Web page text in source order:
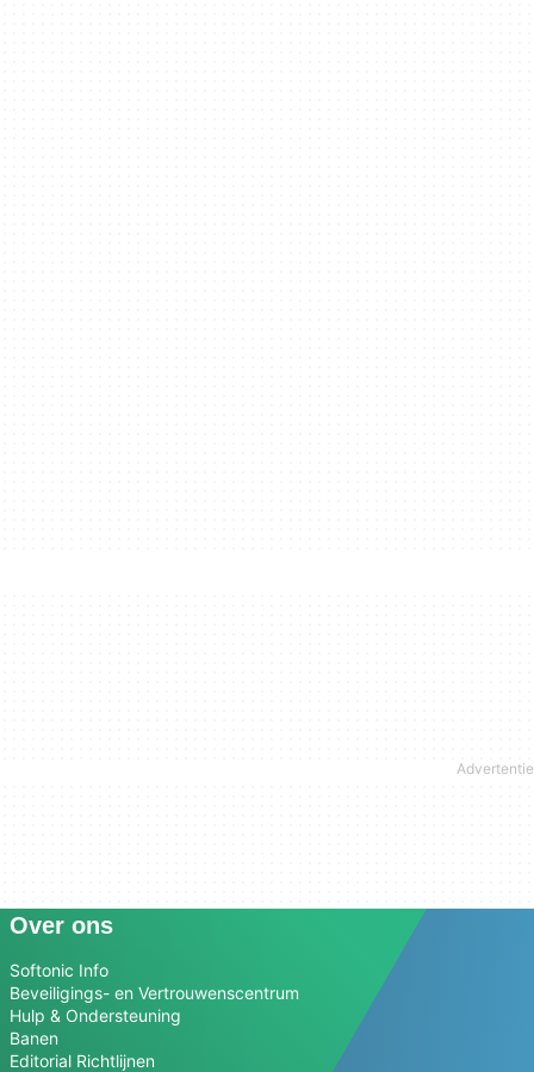
Over ons
Softonic Info
Beveiligings- en Vertrouwenscentrum
Hulp & Ondersteuning
Banen
Editorial Richtlijnen